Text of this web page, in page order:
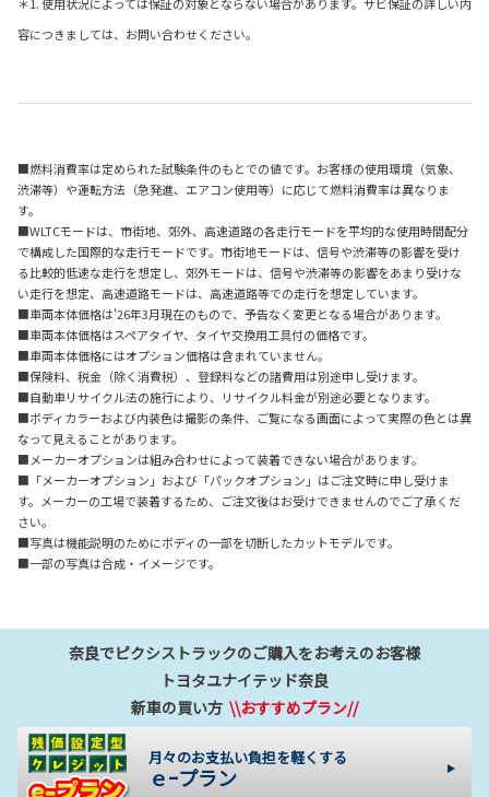
容につきましては、お問い合わせください。
■燃料消費率は定められた試験条件のもとでの値です。お客様の使用環境（気象、
渋滞等）や運転方法（急発進、エアコン使用等）に応じて燃料消費率は異なりま
す。
■WLTCモードは、市街地、郊外、高速道路の各走行モードを平均的な使用時間配分
で構成した国際的な走行モードです。市街地モードは、信号や渋滞等の影響を受け
る比較的低速な走行を想定し、郊外モードは、信号や渋滞等の影響をあまり受けな
い走行を想定、高速道路モードは、高速道路等での走行を想定しています。
■車両本体価格は'26年3月現在のもので、予告なく変更となる場合があります。
■車両本体価格はスペアタイヤ、タイヤ交換用工具付の価格です。
■車両本体価格にはオプション価格は含まれていません。
■保険料、税金（除く消費税）、登録料などの諸費用は別途申し受けます。
■自動車リサイクル法の施行により、リサイクル料金が別途必要となります。
■ボディカラーおよび内装色は撮影の条件、ご覧になる画面によって実際の色とは異
なって見えることがあります。
■メーカーオプションは組み合わせによって装着できない場合があります。
■「メーカーオプション」および「パックオプション」はご注文時に申し受けま
す。メーカーの工場で装着するため、ご注文後はお受けできませんのでご了承くだ
さい。
■写真は機能説明のためにボディの一部を切断したカットモデルです。
■一部の写真は合成・イメージです。
奈良でピクシストラックのご購入をお考えのお客様
トヨタユナイテッド奈良
新車の買い方 \\おすすめプラン//
月々のお支払い負担を軽くする
ｅｰプラン